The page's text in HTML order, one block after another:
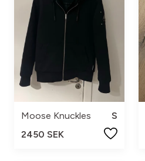
Moose Knuckles
S
2450 SEK